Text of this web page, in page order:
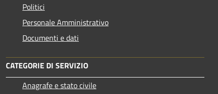
Politici
Personale Amministrativo
Documenti e dati
CATEGORIE DI SERVIZIO
Anagrafe e stato civile